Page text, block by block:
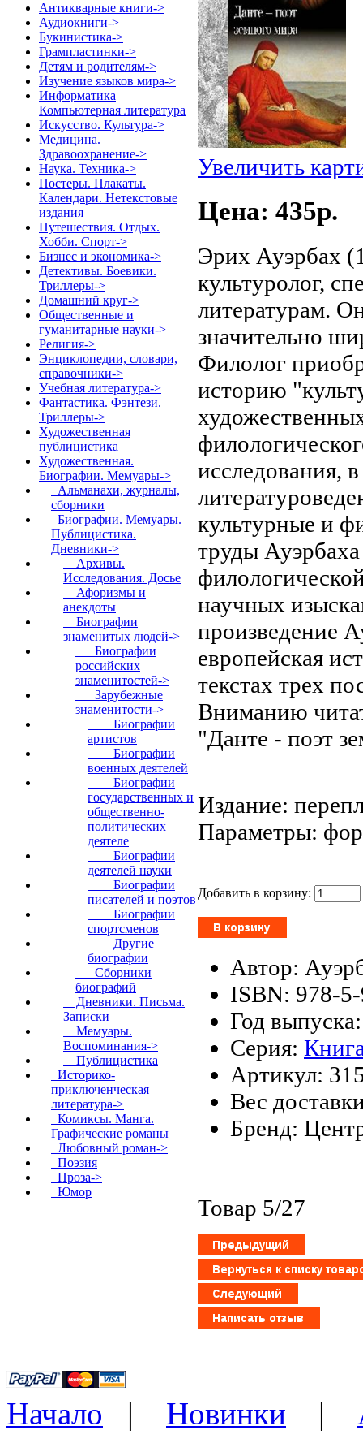
Антикварные книги->
Аудиокниги->
Букинистика->
Грампластинки->
Детям и родителям->
Изучение языков мира->
Информатика
Компьютерная литература
Искусство. Культура->
Медицина.
Здравоохранение->
Наука. Техника->
Постеры. Плакаты.
Календари. Нетекстовые
издания
Путешествия. Отдых.
Хобби. Спорт->
Бизнес и экономика->
Детективы. Боевики.
Триллеры->
Домашний круг->
Общественные и
гуманитарные науки->
Религия->
Энциклопедии, словари,
справочники->
Учебная литература->
Фантастика. Фэнтези.
Триллеры->
Художественная
публицистика
Художественная.
Биографии. Мемуары->
Альманахи, журналы,
сборники
Биографии. Мемуары.
Публицистика.
Дневники->
Архивы.
Исследования. Досье
Афоризмы и
анекдоты
Биографии
знаменитых людей->
Биографии
российских
знаменитостей->
Зарубежные
знаменитости->
Биографии
артистов
Биографии
военных деятелей
Биографии
государственных и
общественно-
политических
деятеле
Биографии
деятелей науки
Биографии
писателей и поэтов
Биографии
спортсменов
Другие
биографии
Сборники
биографий
Дневники. Письма.
Записки
Мемуары.
Воспоминания->
Публицистика
Историко-
приключенческая
литература->
Комиксы. Манга.
Графические романы
Любовный роман->
Поэзия
Проза->
Юмор
Увеличить
Цена: 435p.
Эрих Ауэрбах
культуролог,
литературам.
значительно
Филолог
историю
исследования,
культурные и
труды
научных
произведение
европейская
текстах трех
Вниманию
"Данте - поэт
Издание:
Параметры:
Добавить в корзину:
Автор:
ISBN: 978-
Год
Серия:
Артикул:
Вес
Бренд:
Товар 5/27
Начало | Новинки |